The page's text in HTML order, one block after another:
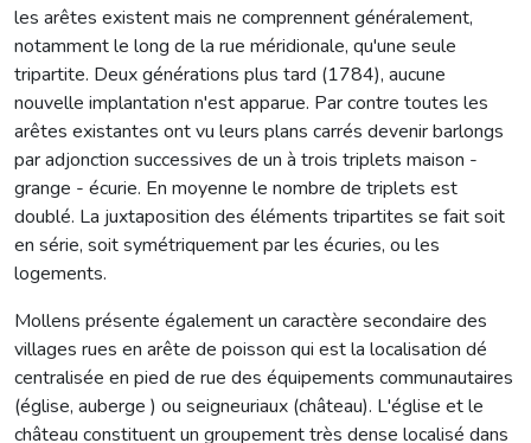
les arêtes existent mais ne comprennent généralement,
notamment le long de la rue méridionale, qu'une seule
tripartite. Deux générations plus tard (1784), aucune
nouvelle implantation n'est apparue. Par contre toutes les
arêtes existantes ont vu leurs plans carrés devenir barlongs
par adjonction successives de un à trois triplets maison -
grange - écurie. En moyenne le nombre de triplets est
doublé. La juxtaposition des éléments tripartites se fait soit
en série, soit symétriquement par les écuries, ou les
logements.
Mollens présente également un caractère secondaire des
villages rues en arête de poisson qui est la localisation dé
centralisée en pied de rue des équipements communautaires
(église, auberge ) ou seigneuriaux (château). L'église et le
château constituent un groupement très dense localisé dans